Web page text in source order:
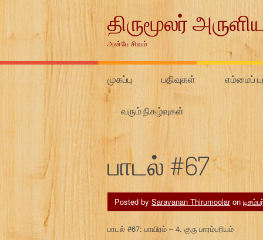
திருமூலர்
அன்பே சிவம்
முகப்பு பதிவுகள் எம்மைப்
வரும் நிகழ்வுகள்
பாடல் #67
Posted by Saravanan Thirumoolaron
பாடல் #67: பாயிரம் – 4. குரு பாரம்பரியம்